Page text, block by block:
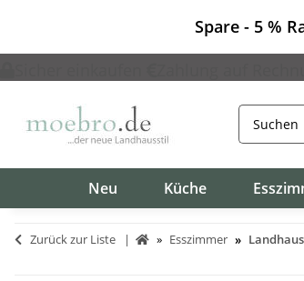
Spare - 5 %
Neu Küche
Zurück zur Liste Esszimmer